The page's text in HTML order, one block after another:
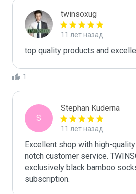
twinsoxug
11 лет назад
top quality products and
1
S
Stephan Kuderna
11 лет назад
Excellent shop with high-
notch customer service.
exclusively black bamboo
subscription.